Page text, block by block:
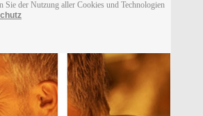
der Nutzung aller Cookies und Technologien